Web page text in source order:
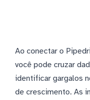
Ao conectar o
você pode cruzar
identificar gargalos
de crescimento. As